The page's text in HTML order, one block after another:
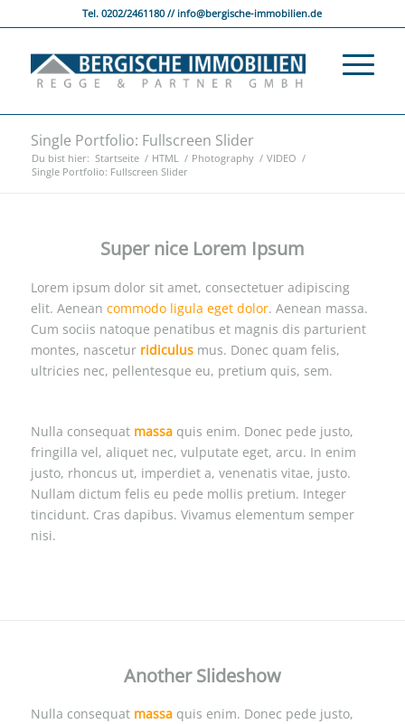
Tel. 0202/2461180 // info@bergische-immobilien.de
Single Portfolio: Fullscreen Slider
Du bist hier: Startseite / HTML / Photography / VIDEO /
Single Portfolio: Fullscreen Slider
Super nice Lorem Ipsum
Lorem ipsum dolor sit amet, consectetuer adipiscing
elit. Aenean commodo ligula eget dolor. Aenean massa.
Cum sociis natoque penatibus et magnis dis parturient
montes, nascetur ridiculusmus. Donec quam felis,
ultricies nec, pellentesque eu, pretium quis, sem.
Nulla consequat massaquis enim. Donec pede justo,
fringilla vel, aliquet nec, vulputate eget, arcu. In enim
justo, rhoncus ut, imperdiet a, venenatis vitae, justo.
Nullam dictum felis eu pede mollis pretium. Integer
tincidunt. Cras dapibus. Vivamus elementum semper
nisi.
Another Slideshow
Nulla consequat massaquis enim. Donec pede justo,